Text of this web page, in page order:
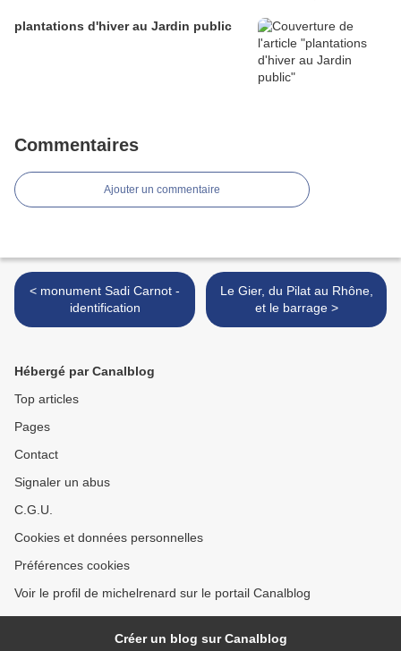
plantations d'hiver au Jardin public
Commentaires
Ajouter un commentaire
< monument Sadi Carnot -
identification
Le Gier, du Pilat au Rhône,
et le barrage >
Hébergé par Canalblog
Top articles
Pages
Contact
Signaler un abus
C.G.U.
Cookies et données personnelles
Préférences cookies
Voir le profil de michelrenard sur le portail Canalblog
Créer un blog sur Canalblog